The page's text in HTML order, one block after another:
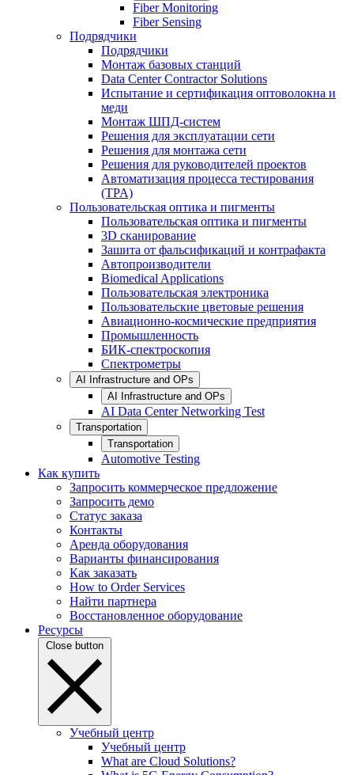
Fiber Monitoring
Fiber Sensing
Подрядчики
Подрядчики
Монтаж базовых станций
Data Center Contractor Solutions
Испытание и сертификация оптоволокна и
меди
Монтаж ШПД-систем
Решения для эксплуатации сети
Решения для монтажа сети
Решения для руководителей проектов
Автоматизация процесса тестирования
(TPA)
Пользовательская оптика и пигменты
Пользовательская оптика и пигменты
3D сканирование
Зашита от фальсификаций и контрафакта
Автопроизводители
Biomedical Applications
Пользовательская электроника
Пользовательские цветовые решения
Авиационно-космические предприятия
Промышленность
БИК-спектроскопия
Спектрометры
AI Infrastructure and OPs
AI Infrastructure and OPs
AI Data Center Networking Test
Transportation
Transportation
Automotive Testing
Как купить
Запросить коммерческое предложение
Запросить демо
Статус заказа
Контакты
Аренда оборудования
Варианты финансирования
Как заказать
How to Order Services
Найти партнера
Восстановленное оборудование
Ресурсы
Close button
Учебный центр
Учебный центр
What are Cloud Solutions?